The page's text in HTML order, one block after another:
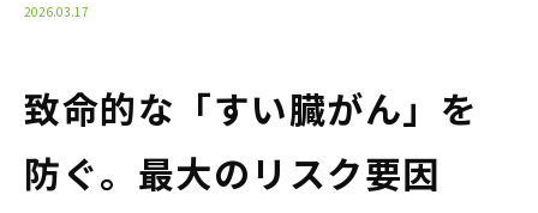
2026.03.17
致命的な「すい臓がん」を
防ぐ。最大のリスク要因